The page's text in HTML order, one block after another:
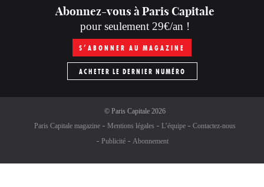
Abonnez-vous à Paris Capitale
pour seulement 29€/an !
S’ABONNER AU MAGAZINE
ACHETER LE DERNIER NUMÉRO
© Paris Capitale2026
Paris Capitale magazine
Mentions légales L’équipe
Contactez-nous
Publicité
Abonnement